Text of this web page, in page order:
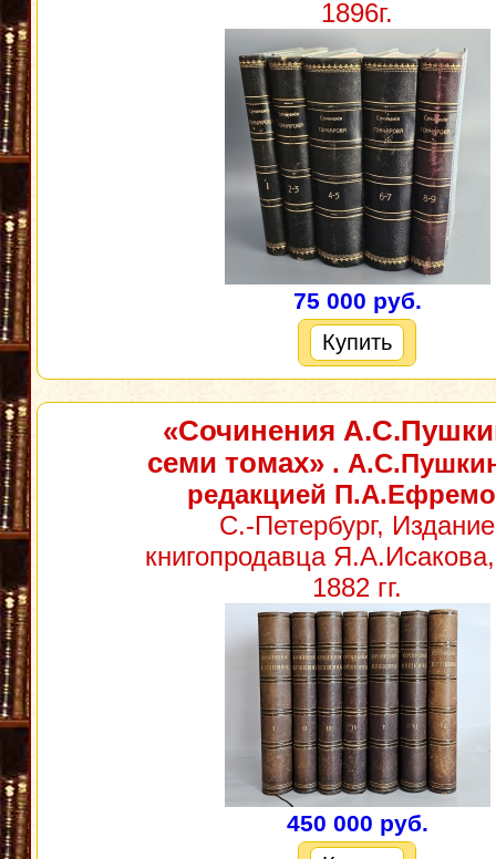
1896г.
75 000 руб.
Купить
«Сочинения
семи томах».
редакцией
С.-Петербург, Издание
книгопродавца
1882 гг.
450 000 руб.